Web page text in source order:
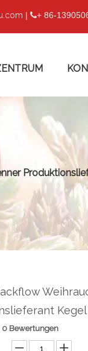
| + 86-
0 Bewertungen